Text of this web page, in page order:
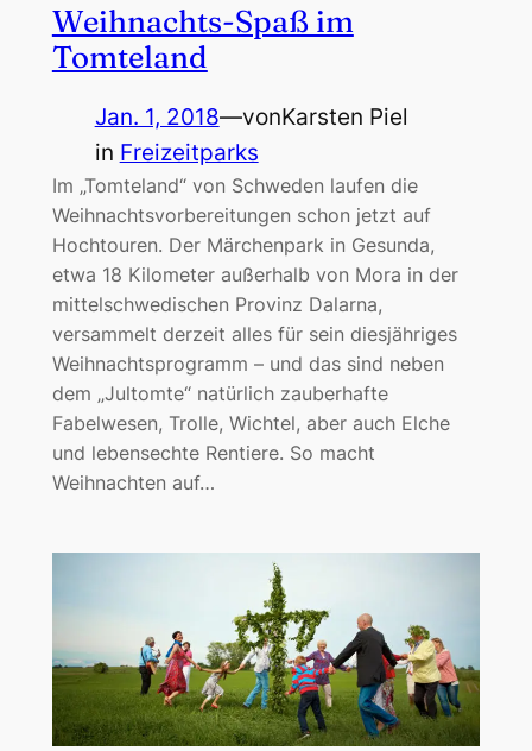
Weihnachts-Spaß im
Tomteland
Jan. 1, 2018—vonKarsten Piel
in Freizeitparks
Im „Tomteland“ von Schweden laufen die
Weihnachtsvorbereitungen schon jetzt auf
Hochtouren. Der Märchenpark in Gesunda,
etwa 18 Kilometer außerhalb von Mora in der
mittelschwedischen Provinz Dalarna,
versammelt derzeit alles für sein diesjähriges
Weihnachtsprogramm – und das sind neben
dem „Jultomte“ natürlich zauberhafte
Fabelwesen, Trolle, Wichtel, aber auch Elche
und lebensechte Rentiere. So macht
Weihnachten auf…